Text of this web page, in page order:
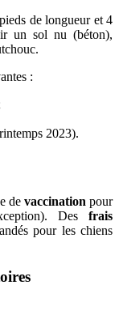
de longueur et 4
un sol nu (béton),
:
2023).
de vaccination pour
Des frais
pour les chiens